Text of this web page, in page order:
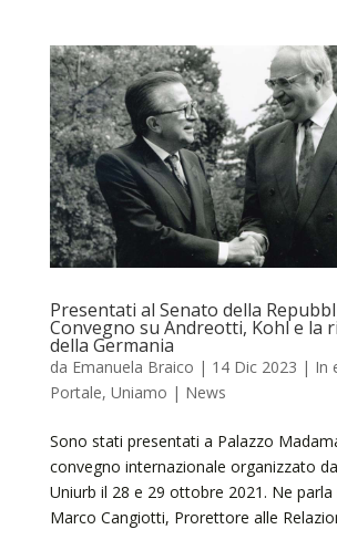
Presentati al Senato della
Convegno su Andreotti, Kohl e la
della Germania
da Emanuela Braico | 14 Dic 2023 | In
Portale, Uniamo | News
Sono stati presentati a Palazzo
convegno internazionale organizzato
Uniurb il 28 e 29 ottobre 2021. Ne
Marco Cangiotti, Prorettore alle